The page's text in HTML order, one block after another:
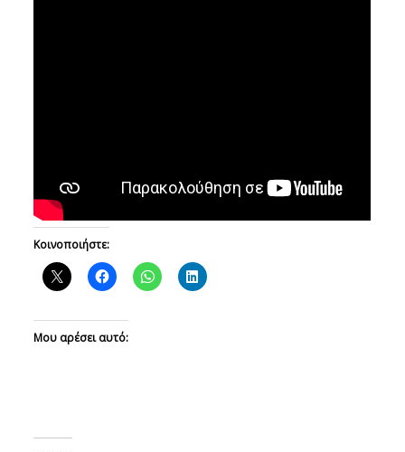
Κοινοποιήστε:
Μου αρέσει αυτό: